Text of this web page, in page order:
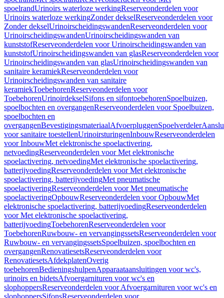
spoelrandUrinoirs waterloze werkingReserveonderdelen voor
Urinoirs waterloze werkingZonder dekselReserveonderdelen voor
Zonder dekselUrinoirscheidingswandenReserveonderdelen voor
UrinoirscheidingswandenUrinoirscheidingswanden van
kunststofReserveonderdelen voor Urinoirscheidingswanden van
kunststofUrinoirscheidingswanden van glasReserveonderdelen voor
Urinoirscheidingswanden van glasUrinoirscheidingswanden van
sanitaire keramiekReserveonderdelen voor
Urinoirscheidingswanden van sanitaire
keramiekToebehorenReserveonderdelen voor
ToebehorenUrinoirdekselSifons en sifontoebehorenSpoelbuizen,
spoelbochten en overgangenReserveonderdelen voor Spoelbuizen,
spoelbochten en
overgangenBevestigingsmateriaalAfvoerpluggenSpoelverdeler
voor sanitaire toestellenUrinoirsturingenInbouwReserveonderdelen
voor InbouwMet elektronische spoelactivering,
netvoedingReserveonderdelen voor Met elektronische
spoelactivering, netvoedingMet elektronische spoelactivering,
batterijvoedingReserveonderdelen voor Met elektronische
spoelactivering, batterijvoedingMet pneumatische
spoelactiveringReserveonderdelen voor Met pneumatische
spoelactiveringOpbouwReserveonderdelen voor OpbouwMet
elektronische spoelactivering, batterijvoedingReserveonderdelen
voor Met elektronische spoelactivering,
batterijvoedingToebehorenReserveonderdelen voor
ToebehorenRuwbouw- en vervangingssetsReserveonderdelen voor
Ruwbouw- en vervangingssetsSpoelbuizen, spoelbochten en
overgangenRenovatiesetsReserveonderdelen voor
RenovatiesetsAfdekplatenOverig
toebehorenBedieningshulpenApparaataansluitingen voor wc's,
urinoirs en bidetsAfvoergarnituren voor wc's en
slophoppersReserveonderdelen voor Afvoergarnituren voor wc's en
slophoppersSifonsReserveonderdelen voor